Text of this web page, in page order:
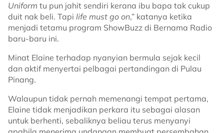
Uniform tu pun jahit sendiri kerana ibu bapa tak cukup
duit nak beli. Tapi life must go on,” katanya ketika
menjadi tetamu program ShowBuzz di Bernama Radio
baru-baru ini.
Minat Elaine terhadap nyanyian bermula sejak kecil
dan aktif menyertai pelbagai pertandingan di Pulau
Pinang.
Walaupun tidak pernah memenangi tempat pertama,
Elaine tidak menjadikan perkara itu sebagai alasan
untuk berhenti, sebaliknya beliau terus menyanyi